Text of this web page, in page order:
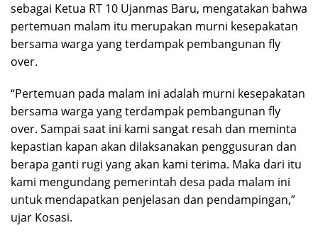
sebagai Ketua RT 10 Ujanmas Baru, mengatakan bahwa
pertemuan malam itu merupakan murni kesepakatan
bersama warga yang terdampak pembangunan fly
over.
“Pertemuan pada malam ini adalah murni kesepakatan
bersama warga yang terdampak pembangunan fly
over. Sampai saat ini kami sangat resah dan meminta
kepastian kapan akan dilaksanakan penggusuran dan
berapa ganti rugi yang akan kami terima. Maka dari itu
kami mengundang pemerintah desa pada malam ini
untuk mendapatkan penjelasan dan pendampingan,”
ujar Kosasi.